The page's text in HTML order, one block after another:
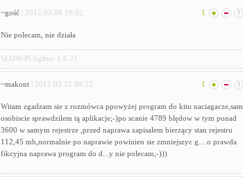
~gość | 2012.03.06 19:02 1
Nie polecam, nie działa
SLOW-PCfighter 1.6.21
~makont | 2011.03.22 09:22 1
Witam zgadzam sie z rozmówca ppowyżej program do kitu naciagacze,sam
osobiscie sprawdzilem tą aplikacje;-)po scanie 4789 blędow w tym ponad
3600 w samym rejestrze ,przed naprawa zapisalem bierzący stan rejestru
112,45 mb,normalnie po naprawie powinien sie zmniejszyc g....o prawda
fikcyjna naprawa program do d...y nie polecam;-)))